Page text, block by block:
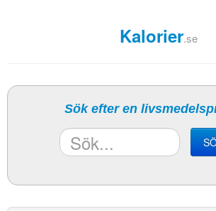
Kalorier.se
Sök efter en